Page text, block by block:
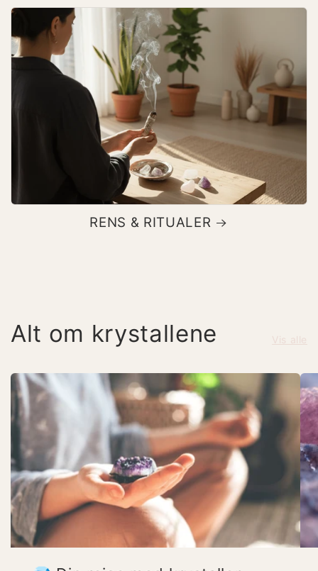
RENS & RITUALER
Alt om krystallene